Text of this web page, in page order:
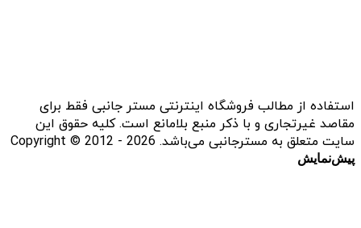
استفاده از مطالب فروشگاه اینترنتی مستر جانبی فقط برای
مقاصد غیرتجاری و با ذکر منبع بلامانع است. کلیه حقوق این
سایت متعلق به مسترجانبی می‌باشد. Copyright © 2012 - 2026
پیش‌نمایش